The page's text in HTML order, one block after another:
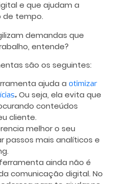
e que ajudam a
de tempo.
demandas que
entende?
são os seguintes:
ajuda a otimizar
.Ou seja, ela evita que
conteúdos
cliente.
melhor o seu
passos mais analíticos e
ainda não é
comunicação digital. No